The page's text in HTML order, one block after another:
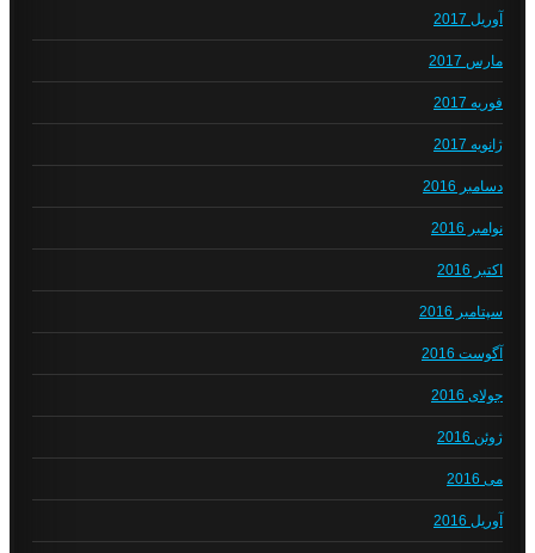
آوریل 2017
مارس 2017
فوریه 2017
ژانویه 2017
دسامبر 2016
نوامبر 2016
اکتبر 2016
سپتامبر 2016
آگوست 2016
جولای 2016
ژوئن 2016
می 2016
آوریل 2016